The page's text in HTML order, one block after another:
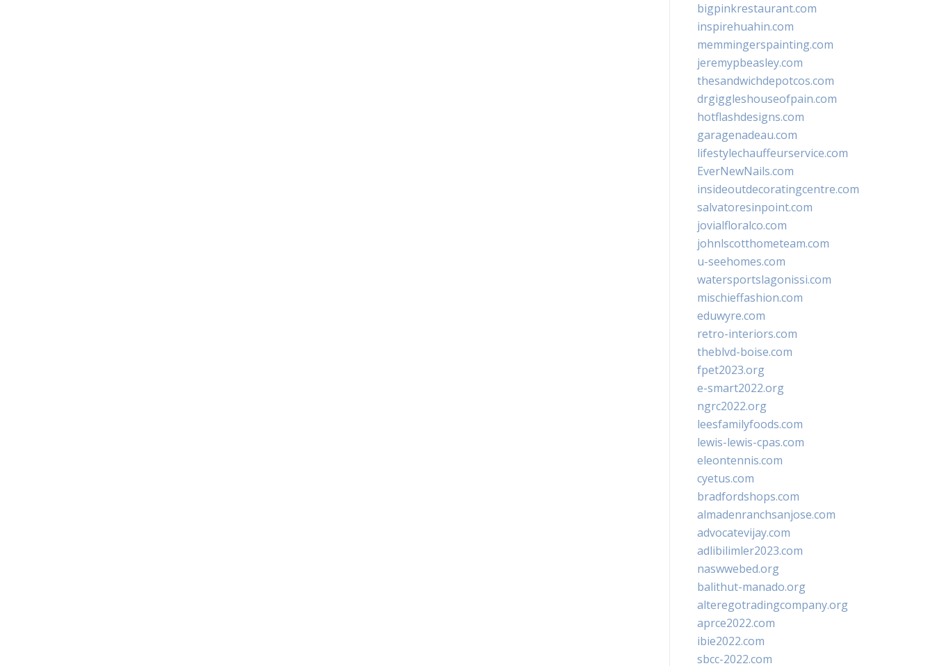
bigpinkrestaurant.com
inspirehuahin.com
memmingerspainting.com
jeremypbeasley.com
thesandwichdepotcos.com
drgiggleshouseofpain.com
hotflashdesigns.com
garagenadeau.com
lifestylechauffeurservice.com
EverNewNails.com
insideoutdecoratingcentre.com
salvatoresinpoint.com
jovialfloralco.com
johnlscotthometeam.com
u-seehomes.com
watersportslagonissi.com
mischieffashion.com
eduwyre.com
retro-interiors.com
theblvd-boise.com
fpet2023.org
e-smart2022.org
ngrc2022.org
leesfamilyfoods.com
lewis-lewis-cpas.com
eleontennis.com
cyetus.com
bradfordshops.com
almadenranchsanjose.com
advocatevijay.com
adlibilimler2023.com
naswwebed.org
balithut-manado.org
alteregotradingcompany.org
aprce2022.com
ibie2022.com
sbcc-2022.com